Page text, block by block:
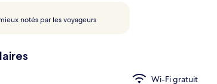
Entrée de l’hébergement
notés par les voyageurs
Wi-Fi gratuit